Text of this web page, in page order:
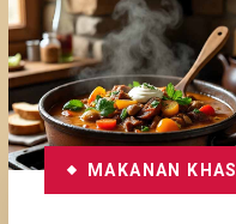
MAKANAN KHAS